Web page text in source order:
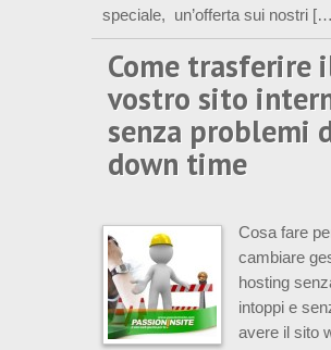
speciale, un’offerta sui nostri
Come trasferire
vostro sito
senza problemi
down time
Cosa fare
cambiare
hosting
intoppi e
avere il sito